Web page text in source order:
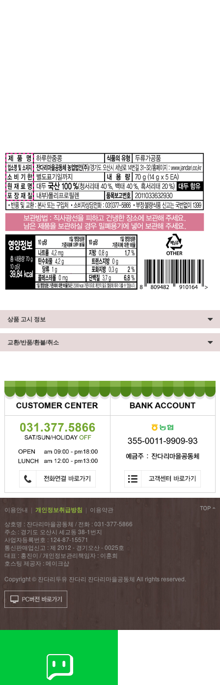
상품 고시 정보
교환/반품/환불/취소
이용안내 | 개인정보취급방침 | 이용약관
상호명 : 잔다리마을공동체 / 전화 : 031-377-5866
주소 : 경기도 오산시 세교동 38-1번지
사업자등록번호 : 124-87-15571
통신판매업신고 : 제 2012 - 경기오산 - 0025호
대표 : 홍진이 / 개인정보관리책임자 : 이훈희
호스팅 제공자 : 메이크샵
Copyright © 잔다리두유 잔다리 잔다리마을공동체 All rights reserved.